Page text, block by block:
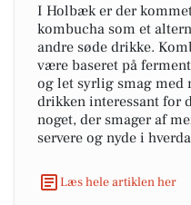
I Holbæk er der
kombucha som et
andre søde drikke.
være baseret på
og let syrlig smag med
drikken interessant for
noget, der smager af
servere og nyde i
Læs hele artiklen her